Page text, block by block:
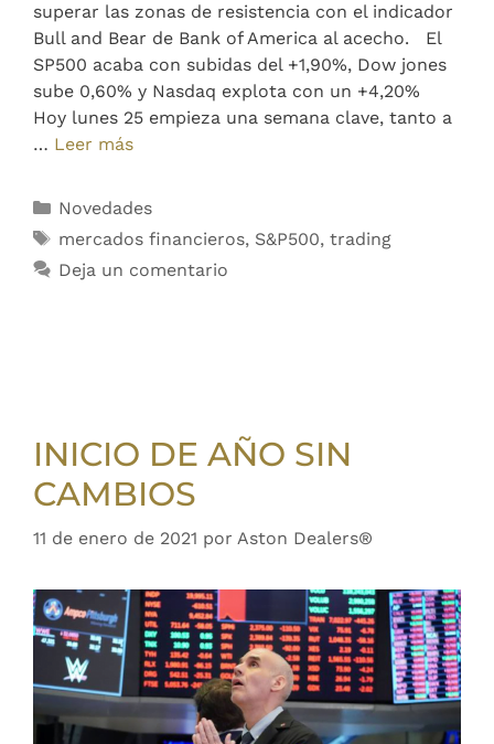
superar las zonas de resistencia con el indicador
Bull and Bear de Bank of America al acecho. El
SP500 acaba con subidas del +1,90%, Dow jones
sube 0,60% y Nasdaq explota con un +4,20%
Hoy lunes 25 empieza una semana clave, tanto a
… Leer más
Novedades
mercados financieros, S&P500, trading
Deja un comentario
INICIO DE AÑO SIN
CAMBIOS
11 de enero de 2021 por Aston Dealers®